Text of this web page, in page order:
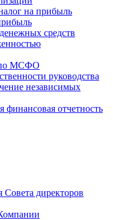
на прибыль
средств
по МСФО
руководства
независимых
финансовая отчетность
директоров